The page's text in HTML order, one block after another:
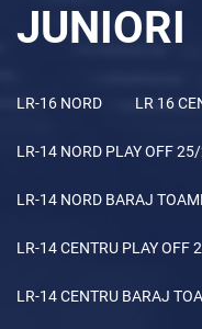
JUNIORI
LR-16 NORD LR 16
LR-14 NORD PLAY OFF
LR-14 NORD BARAJ
LR-14 CENTRU PLAY OFF
LR-14 CENTRU BARAJ